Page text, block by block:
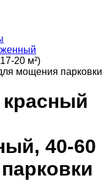
20 м²)
мощения парковки
40-60